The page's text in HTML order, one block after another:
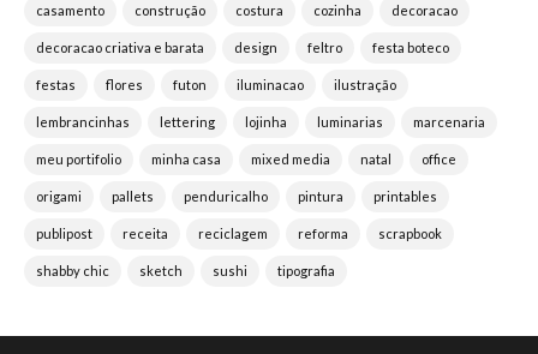
casamento construção costura cozinha decoracao
decoracao criativa e barata design feltro festa boteco
festas flores futon iluminacao ilustração
lembrancinhas lettering lojinha luminarias marcenaria
meu portifolio minha casa mixed media natal office
origami pallets penduricalho pintura printables
publipost receita reciclagem reforma scrapbook
shabby chic sketch sushi tipografia